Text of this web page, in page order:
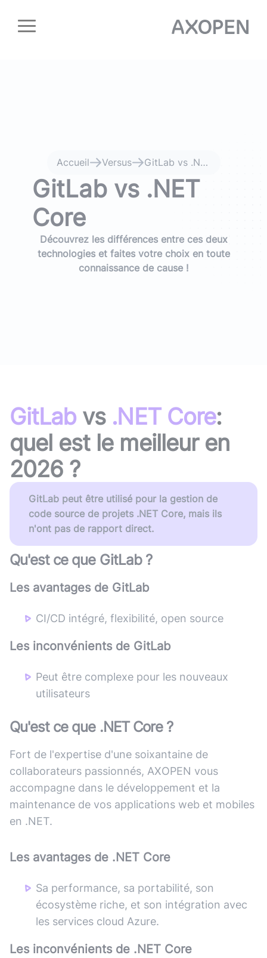
Accueil Versus GitLab vs .NET Core
GitLab vs .NET
Core
Découvrez les différences entre ces deux
technologies et faites votre choix en toute
connaissance de cause !
GitLab vs .NET Core:
quel est le meilleur en
2026 ?
GitLab peut être utilisé pour la gestion de
code source de projets .NET Core, mais ils
n'ont pas de rapport direct.
Qu'est ce que GitLab?
Les avantages de GitLab
CI/CD intégré, flexibilité, open source
Les inconvénients de GitLab
Peut être complexe pour les nouveaux
utilisateurs
Qu'est ce que .NET Core?
Fort de l'expertise d'une soixantaine de
collaborateurs passionnés, AXOPEN vous
accompagne dans le développement et la
maintenance de vos applications web et mobiles
en .NET.
Les avantages de .NET Core
Sa performance, sa portabilité, son
écosystème riche, et son intégration avec
les services cloud Azure.
Les inconvénients de .NET Core